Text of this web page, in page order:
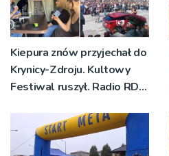
Kiepura znów przyjechał do
Krynicy-Zdroju. Kultowy
Festiwal ruszył. Radio RDN
żywo [ZDJĘCIA]